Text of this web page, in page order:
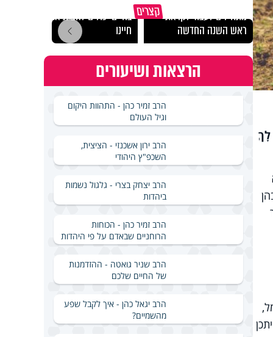
לָךְ
קצרים מתחילים לעבוד לקראת
ראש השנה החדשה
בחיים יכולים להצית את
חיינו
הרצאות ושיעורים
הרב זמיר כהן - התהוות היקום
וגיל העולם
הרב ירון אשכנזי - הציצית,
השכפ"ץ היהודי
הרב יצחק בצרי - גלגול נשמות
ביהדות
הרב זמיר כהן - הכוחות
הרוחניים שבאדם על פי היהדות
הרב שניר גואטה - ההזדמנות
של החיים שלכם
הרב יגאל כהן - איך לקבל שפע
מהשמיים?